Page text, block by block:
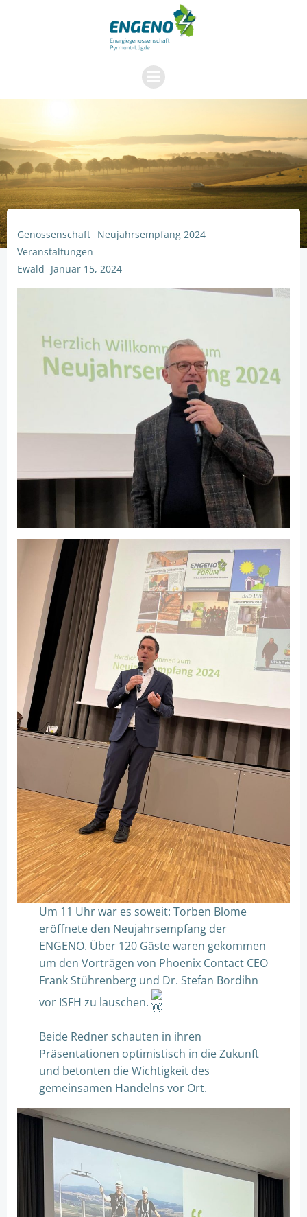
Zum
Inhalt
springen
Genossenschaft Neujahrsempfang 2024
Veranstaltungen
Ewald -Januar 15, 2024
Um 11 Uhr war es soweit: Torben Blome
eröffnete den Neujahrsempfang der
ENGENO. Über 120 Gäste waren gekommen
um den Vorträgen von Phoenix Contact CEO
Frank Stührenberg und Dr. Stefan Bordihn
vor ISFH zu lauschen.
Beide Redner schauten in ihren
Präsentationen optimistisch in die Zukunft
und betonten die Wichtigkeit des
gemeinsamen Handelns vor Ort.